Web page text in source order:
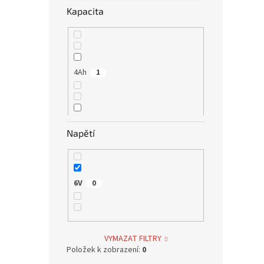
Kapacita
4Ah 1
6Ah 2
Napětí
6V 0
VYMAZAT FILTRY
Položek k zobrazení: 0